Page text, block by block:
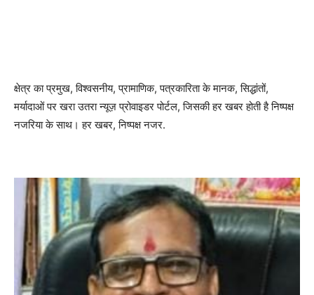
क्षेत्र का प्रमुख, विश्वसनीय, प्रामाणिक, पत्रकारिता के मानक, सिद्धांतों,
मर्यादाओं पर खरा उतरा न्यूज़ प्रोवाइडर पोर्टल, जिसकी हर खबर होती है निष्पक्ष
नजरिया के साथ। हर खबर, निष्पक्ष नजर.